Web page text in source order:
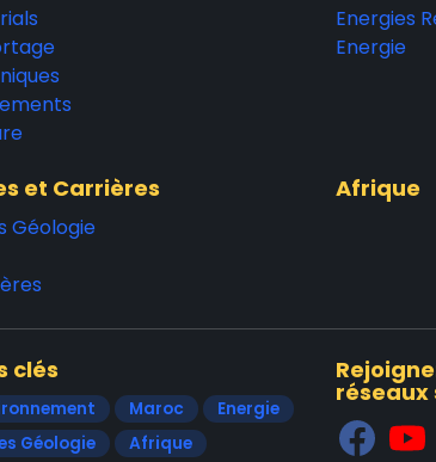
Energies
Energie
et Carrières
Géologie
Afrique
clés
Maroc
Energie
Géologie
Afrique
réseaux